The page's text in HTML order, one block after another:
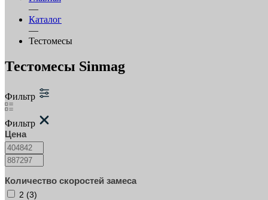
—
Каталог
—
Тестомесы
Тестомесы Sinmag
Фильтр
Фильтр
Цена
Количество скоростей замеса
2 (3)